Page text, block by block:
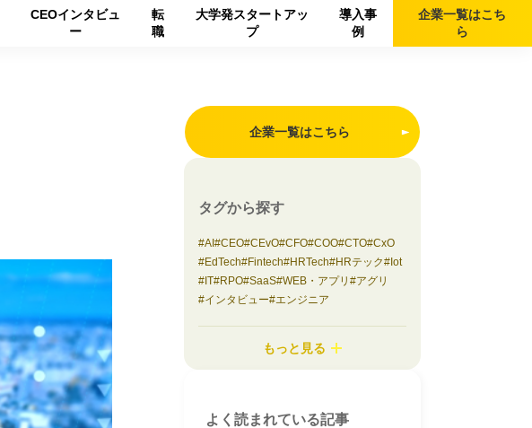
CEOインタビュ
ー
転
職
大学発スタートアッ
プ
導入事
例
企業一覧はこち
ら
企業一覧はこちら
タグから探す
AI CEO CEvO CFO COO CTO CxO
EdTech
Fintech HRTech HRテック
Iot
IT
RPO SaaS WEB・アプリ
アグリ
インタビュー
エンジニア
コンサルティング コンシューマーbiz
セミナー ディープテック ナノテク
もっと見る
よく読まれている記事